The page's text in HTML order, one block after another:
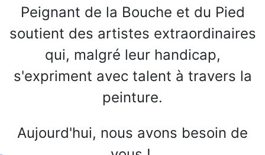
Peignant de la Bouche et du Pied
soutient des artistes extraordinaires
qui, malgré leur handicap,
s'expriment avec talent à travers la
peinture.
Aujourd'hui, nous avons besoin de